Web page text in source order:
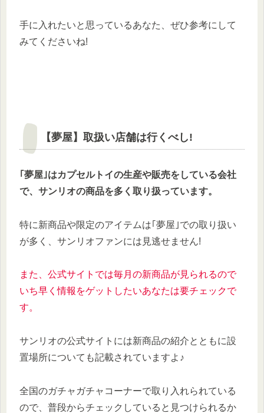
手に入れたいと思っているあなた、ぜひ参考にして
みてくださいね!
【夢屋】取扱い店舗は行くべし!
｢夢屋｣はカプセルトイの生産や販売をしている会社
で、サンリオの商品を多く取り扱っています。
特に新商品や限定のアイテムは｢夢屋｣での取り扱い
が多く、サンリオファンには見逃せません!
また、公式サイトでは毎月の新商品が見られるので
いち早く情報をゲットしたいあなたは要チェックで
す。
サンリオの公式サイトには新商品の紹介とともに設
置場所についても記載されていますよ♪
全国のガチャガチャコーナーで取り入れられている
ので、普段からチェックしていると見つけられるか